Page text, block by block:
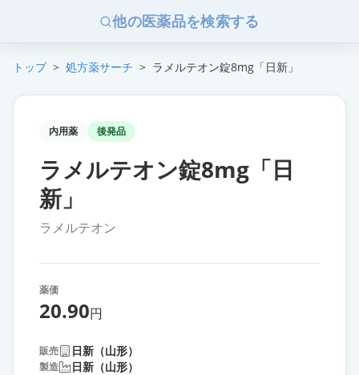
他の医薬品を検索する
トップ > 処方薬サーチ > ラメルテオン錠8mg「日新」
内用薬 後発品
ラメルテオン錠8mg「日
新」
ラメルテオン
薬価
20.90円
販売 日新（山形）
製造 日新（山形）